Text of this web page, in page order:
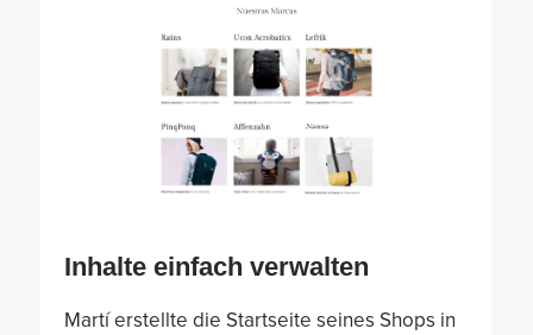
Inhalte einfach verwalten
Martí erstellte die Startseite seines Shops in